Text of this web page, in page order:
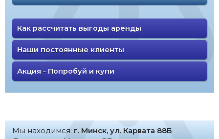
Как рассчитать выгоды аренды
Наши постоянные клиенты
Акция - Попробуй и купи
Мы находимся: г. Минск, ул. Карвата 88Б